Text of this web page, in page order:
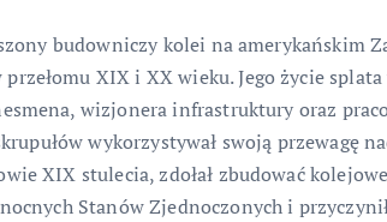
budowniczy kolei na amerykańskim
XIX i XX wieku. Jego życie
wizjonera infrastruktury oraz
wykorzystywał swoją przewagę
XIX stulecia, zdołał zbudować
Stanów Zjednoczonych i